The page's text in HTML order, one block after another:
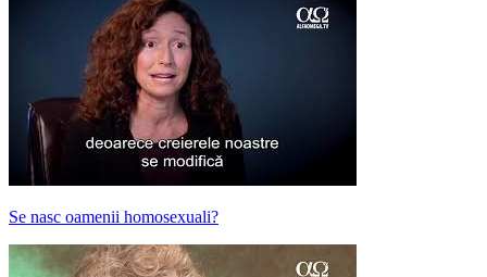
Se nasc oamenii homosexuali?